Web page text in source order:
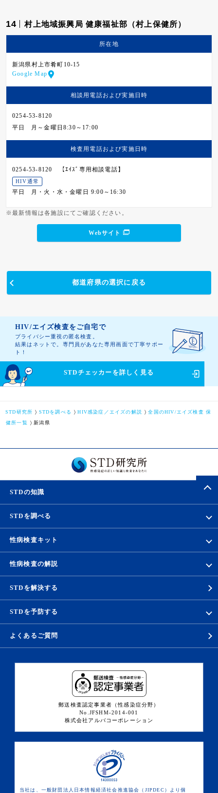
14 村上地域振興局 健康福祉部（村上保健所）
所在地
新潟県村上市肴町10-15
Google Map
相談用電話および実施日時
0254-53-8120
平日
月～金曜日8:30～17:00
検査用電話および実施日時
0254-53-8120 【ｴｲｽﾞ専用相談電話】
HIV通常
平日 月・火・水・金曜日 9:00～16:30
※最新情報は各施設にてご確認ください。
Webサイト
都道府県の選択に戻る
HIV/エイズ検査をご自宅で
プライバシー重視の匿名検査。
結果はネットで。専門員があなた専用画面で丁寧サポー
ト！
STDチェッカーを詳しく見る
STD研究所 STDを調べる HIV感染症／エイズの解説
全国のHIV/エイズ検査 保
健所一覧
新潟県
STDの知識
STDを調べる
性病検査キット
性病検査の解説
STDを解決する
STDを予防する
よくあるご質問
郵送検査認定事業者（性感染症分野）
No.JFSHM-2014-001
株式会社アルバコーポレーション
当社は、一般財団法人日本情報経済社会推進協会（JIPDEC）より個